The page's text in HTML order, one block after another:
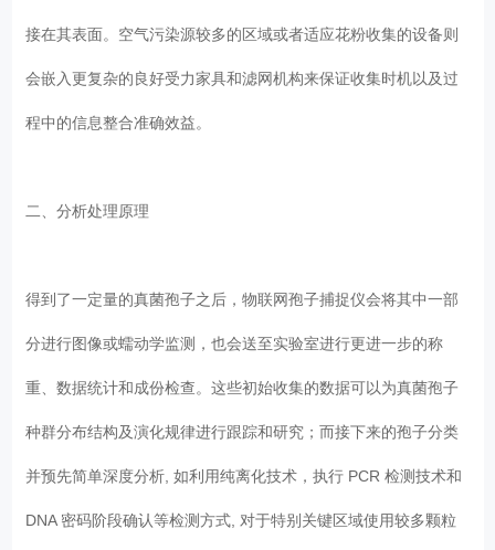
接在其表面。空气污染源较多的区域或者适应花粉收集的设备则
会嵌入更复杂的良好受力家具和滤网机构来保证收集时机以及过
程中的信息整合准确效益。
二、分析处理原理
得到了一定量的真菌孢子之后，物联网孢子捕捉仪会将其中一部
分进行图像或蠕动学监测，也会送至实验室进行更进一步的称
重、数据统计和成份检查。这些初始收集的数据可以为真菌孢子
种群分布结构及演化规律进行跟踪和研究；而接下来的孢子分类
并预先简单深度分析, 如利用纯离化技术，执行 PCR 检测技术和
DNA 密码阶段确认等检测方式, 对于特别关键区域使用较多颗粒